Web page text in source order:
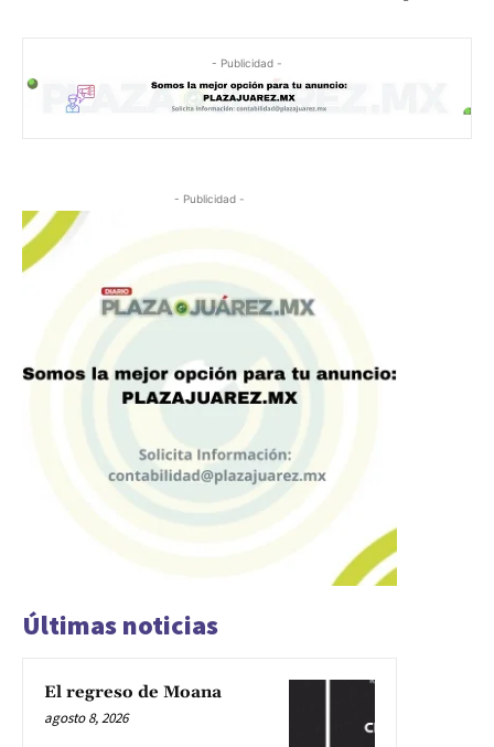
- Publicidad -
- Publicidad -
Últimas noticias
El regreso de Moana
agosto 8, 2026